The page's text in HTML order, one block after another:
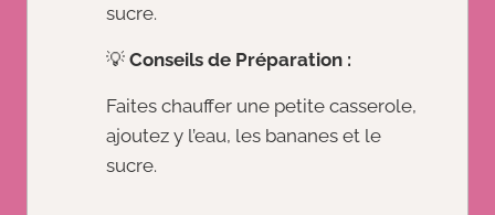
sucre.
💡 Conseils de Préparation :
Faites chauffer une petite casserole,
ajoutez y l’eau, les bananes et le
sucre.